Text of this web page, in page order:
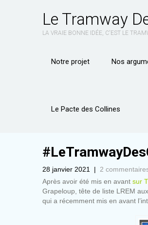
Le Tramway
LA VRAIE BONNE IDÉE, C'EST LE
Notre projet Nos
Le Pacte des Collines
28 janvier 2021 | 2
Après avoir été mis en avant sur
Grapeloup, tête de liste LREM
qui a récemment mis en avant